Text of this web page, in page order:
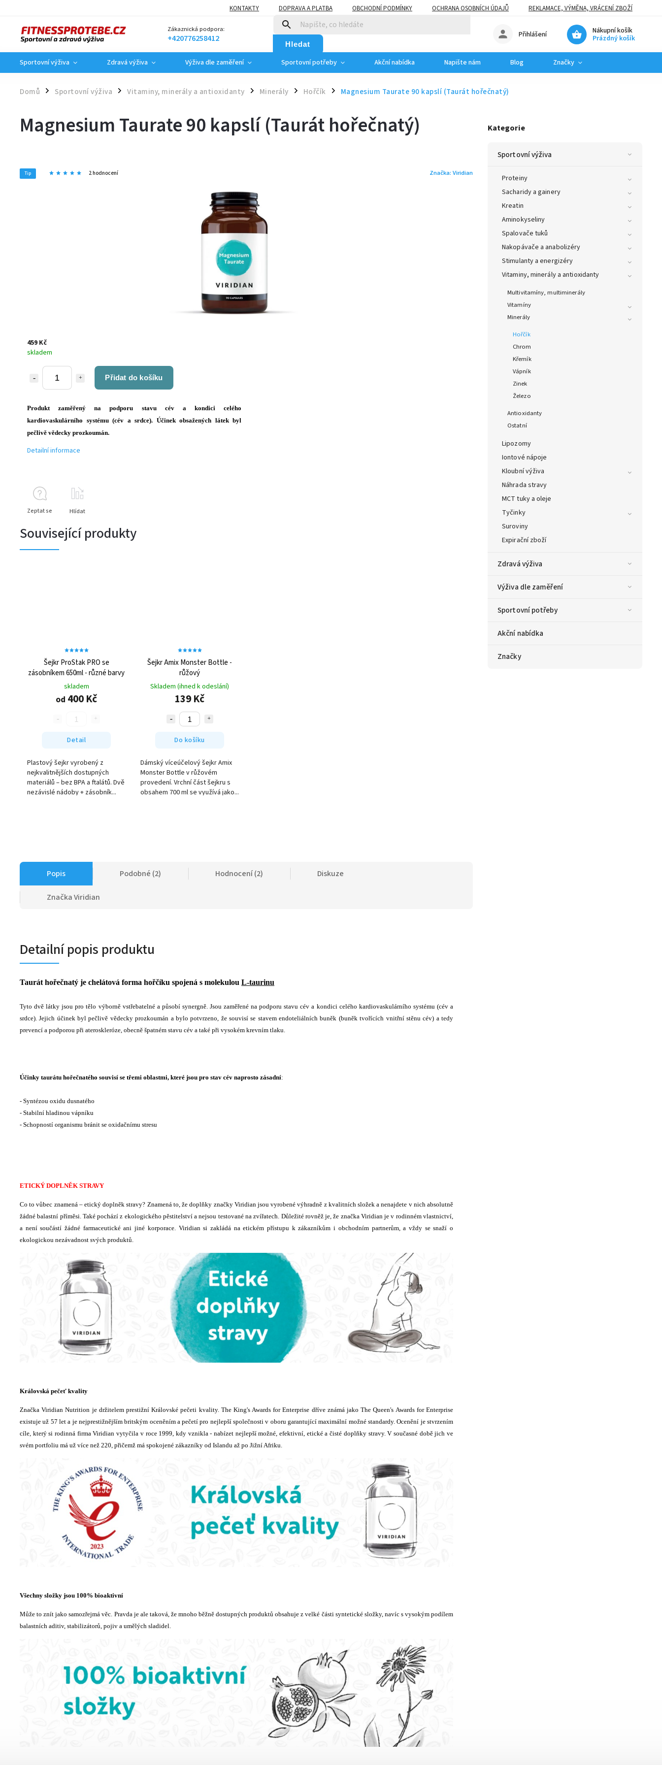
KONTAKTY DOPRAVA A PLATBA OBCHODNÍ PODMÍNKY OCHRANA OSOBNÍCH ÚDAJŮ REKLAMACE, VÝMĚNA, VRÁCENÍ ZBOŽÍ
Zákaznická podpora:
+420776258412 Hledat
Nákupní košík
Prázdný košík
Přihlášení
Sportovní výživa Zdravá výživa Výživa dle zaměření Sportovní potřeby Akční nabídka Napište nám Blog Značky
Domů / Sportovní výživa / Vitaminy, minerály a antioxidanty / Minerály / Hořčík / Magnesium Taurate 90 kapslí (Taurát hořečnatý)
Kategorie
Sportovní výživa
Proteiny
Sacharidy a gainery
Kreatin
Aminokyseliny
Spalovače tuků
Nakopávače a anabolizéry
Stimulanty a energizéry
Vitaminy, minerály a antioxidanty
Multivitamíny, multiminerály
Vitamíny
Minerály
Hořčík
Chrom
Křemík
Vápník
Zinek
Železo
Antioxidanty
Ostatní
Lipozomy
Iontové nápoje
Kloubní výživa
Náhrada stravy
MCT tuky a oleje
Tyčinky
Suroviny
Expirační zboží
Zdravá výživa
Výživa dle zaměření
Sportovní potřeby
Akční nabídka
Značky
Magnesium Taurate 90 kapslí (Taurát hořečnatý)
Tip 2 hodnocení Značka: Viridian
459 Kč
skladem
Přidat do košíku
Produkt zaměřený na podporu stavu cév a kondici celého
kardiovaskulárního systému (cév a srdce). Účinek obsažených látek byl
pečlivě vědecky prozkoumán.
Detailní informace
Zeptat se Hlídat
Související produkty
Šejkr ProStak PRO se
zásobníkem 650ml - různé barvy
skladem
od 400 Kč
Detail
Plastový šejkr vyrobený z
nejkvalitnějších dostupných
materiálů – bez BPA a ftalátů. Dvě
nezávislé nádoby + zásobník...
Šejkr Amix Monster Bottle -
růžový
Skladem (ihned k odeslání)
139 Kč
Do košíku
Dámský víceúčelový šejkr Amix
Monster Bottle v růžovém
provedení. Vrchní část šejkru s
obsahem 700 ml se využívá jako...
Popis Podobné (2) Hodnocení (2) Diskuze
ZnačkaViridian
Detailní popis produktu
Taurát hořečnatý je chelátová forma hořčíku spojená s molekulou L-taurinu
Tyto dvě látky jsou pro tělo výborně vstřebatelné a působí synergně. Jsou zaměřené na podporu stavu cév a kondici celého kardiovaskulárního systému (cév a
srdce). Jejich účinek byl pečlivě vědecky prozkoumán a bylo potvrzeno, že souvisí se stavem endoteliálních buněk (buněk tvořících vnitřní stěnu cév) a tedy
prevencí a podporou při ateroskleróze, obecně špatném stavu cév a také při vysokém krevním tlaku.
Účinky taurátu hořečnatého souvisí se třemi oblastmi, které jsou pro stav cév naprosto zásadní:
- Syntézou oxidu dusnatého
- Stabilní hladinou vápníku
- Schopností organismu bránit se oxidačnímu stresu
ETICKÝ DOPLNĚK STRAVY
Co to vůbec znamená – etický doplněk stravy? Znamená to, že doplňky značky Viridian jsou vyrobené výhradně z kvalitních složek a nenajdete v nich absolutně
žádné balastní příměsi. Také pochází z ekologického pěstitelství a nejsou testované na zvířatech. Důležité rovněž je, že značka Viridian je v rodinném vlastnictví,
a není součástí žádné farmaceutické ani jiné korporace. Viridian si zakládá na etickém přístupu k zákazníkům i obchodním partnerům, a vždy se snaží o
ekologickou nezávadnost svých produktů.
Královská pečeť kvality
Značka Viridian Nutrition je držitelem prestižní Královské pečeti kvality. The King's Awards for Enterprise dříve známá jako The Queen's Awards for Enterprise
existuje už 57 let a je nejprestižnějším britským oceněním a pečetí pro nejlepší společnosti v oboru garantující maximální možné standardy. Ocenění je stvrzením
cíle, který si rodinná firma Viridian vytyčila v roce 1999, kdy vznikla - nabízet nejlepší možné, efektivní, etické a čisté doplňky stravy. V současné době jich ve
svém portfoliu má už více než 220, přičemž má spokojené zákazníky od Islandu až po Jižní Afriku.
Všechny složky jsou 100% bioaktivní
Může to znít jako samozřejmá věc. Pravda je ale taková, že mnoho běžně dostupných produktů obsahuje z velké části syntetické složky, navíc s vysokým podílem
balastních aditiv, stabilizátorů, pojiv a umělých sladidel.